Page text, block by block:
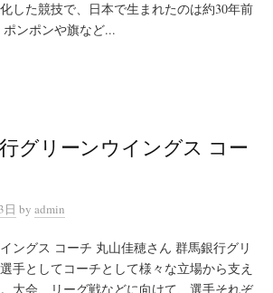
した競技で、日本で生まれたのは約30年前
ンポンや旗など...
グリーンウイングス コー
日 by admin
ングス コーチ 丸山佳穂さん 群馬銀行グリ
手としてコーチとして様々な立場から支え
大会、リーグ戦などに向けて、選手それぞ